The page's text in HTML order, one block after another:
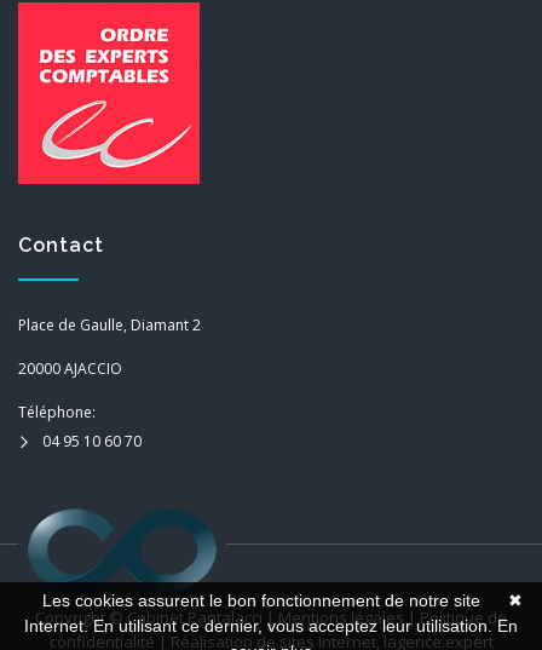
Contact
Place de Gaulle, Diamant 2
20000 AJACCIO
Téléphone:
04 95 10 60 70
Copyright © Cabinet Pantalacci | Mentions légales | Politique de
confidentialité | Réalisation de sites Internet, lagence.expert
✖
Les cookies assurent le bon fonctionnement de notre site
Internet. En utilisant ce dernier, vous acceptez leur utilisation.En